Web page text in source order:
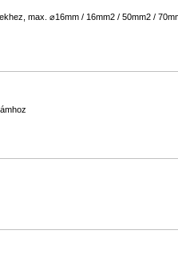
max. ⌀16mm / 16mm2 / 50mm2 /